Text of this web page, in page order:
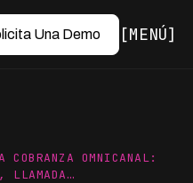
Una Demo MENÚ
COBRANZA OMNICANAL:
LLAMADA…